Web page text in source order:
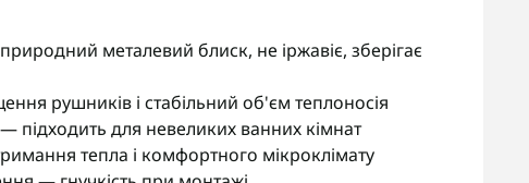
металевий блиск, не іржавіє, зберігає
рушників і стабільний об'єм теплоносія
для невеликих ванних кімнат
тепла і комфортного мікроклімату